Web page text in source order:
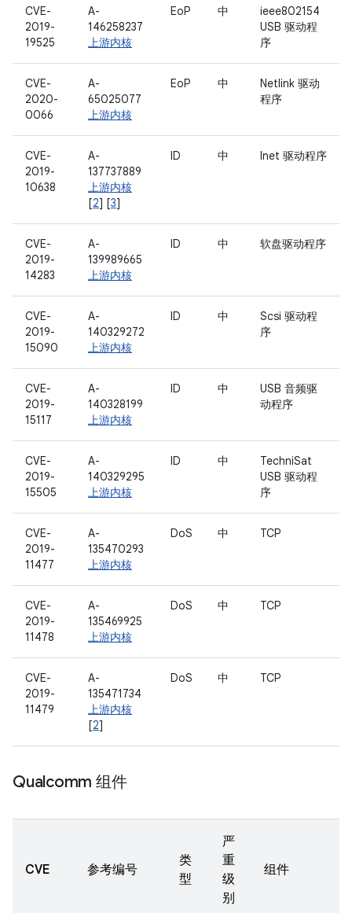
CVE-
2019-
19525
A-
146258237
上游内核
EoP 中
ieee802154
USB 驱动程
序
CVE-
2020-
0066
A-
65025077
上游内核
EoP 中
Netlink 驱动
程序
CVE-
2019-
10638
A-
137737889
上游内核
[2] [3]
ID 中 Inet 驱动程序
CVE-
2019-
14283
A-
139989665
上游内核
ID 中 软盘驱动程序
CVE-
2019-
15090
A-
140329272
上游内核
ID 中
Scsi 驱动程
序
CVE-
2019-
15117
A-
140328199
上游内核
ID 中
USB 音频驱
动程序
CVE-
2019-
15505
A-
140329295
上游内核
ID 中
TechniSat
USB 驱动程
序
CVE-
2019-
11477
A-
135470293
上游内核
DoS 中 TCP
CVE-
2019-
11478
A-
135469925
上游内核
DoS 中 TCP
CVE-
2019-
11479
A-
135471734
上游内核
[2]
DoS 中 TCP
Qualcomm 组件
CVE 参考编号
类
型
严
重
级
别
组件